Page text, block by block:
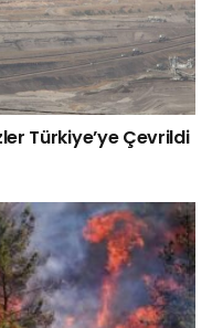
Türkiye’ye Çevrildi